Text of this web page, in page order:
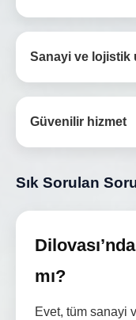
Sanayi ve lojistik
Güvenilir hizmet
Sık Sorulan
mı?
Evet, tüm sanayi